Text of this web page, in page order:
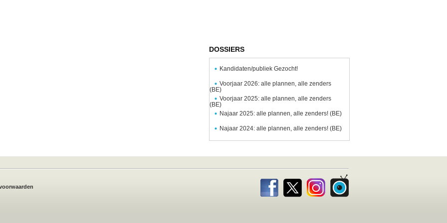
DOSSIERS
Kandidaten/publiek Gezocht!
Voorjaar 2026: alle plannen, alle zenders
(BE)
Voorjaar 2025: alle plannen, alle zenders
(BE)
Najaar 2025: alle plannen, alle zenders! (BE)
Najaar 2024: alle plannen, alle zenders! (BE)